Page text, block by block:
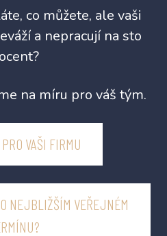
co můžete, ale vaši
a nepracují na sto
na míru pro váš tým.
VAŠI FIRMU
NEJBLIŽŠÍM VEŘEJNÉM